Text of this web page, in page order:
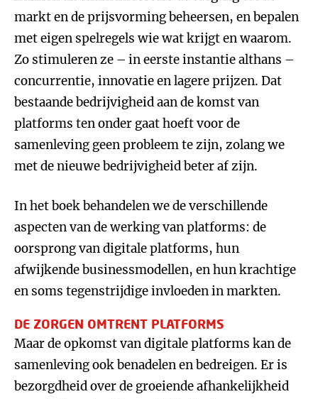
markt en de prijsvorming beheersen, en bepalen
met eigen spelregels wie wat krijgt en waarom.
Zo stimuleren ze – in eerste instantie althans –
concurrentie, innovatie en lagere prijzen. Dat
bestaande bedrijvigheid aan de komst van
platforms ten onder gaat hoeft voor de
samenleving geen probleem te zijn, zolang we
met de nieuwe bedrijvigheid beter af zijn.
In het boek behandelen we de verschillende
aspecten van de werking van platforms: de
oorsprong van digitale platforms, hun
afwijkende businessmodellen, en hun krachtige
en soms tegenstrijdige invloeden in markten.
DE ZORGEN OMTRENT PLATFORMS
Maar de opkomst van digitale platforms kan de
samenleving ook benadelen en bedreigen. Er is
bezorgdheid over de groeiende afhankelijkheid